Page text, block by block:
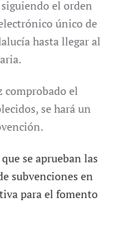
el orden
único de
hasta llegar al
comprobado el
se hará un
se aprueban las
subvenciones en
para el fomento